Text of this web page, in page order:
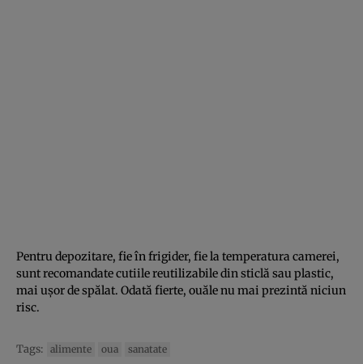
Pentru depozitare, fie în frigider, fie la temperatura camerei,
sunt recomandate cutiile reutilizabile din sticlă sau plastic,
mai ușor de spălat. Odată fierte, ouăle nu mai prezintă niciun
risc.
Tags: alimente oua sanatate